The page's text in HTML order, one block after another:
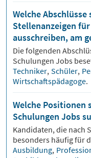
Welche
Stellenanzeigen
ausschreiben, am
Die folgenden
Schulungen Jobs
Techniker, Schüler,
Wirtschaftspädagoge.
Welche Positionen
Schulungen Jobs
Kandidaten, die nach
besonders häufig für
Ausbildung,